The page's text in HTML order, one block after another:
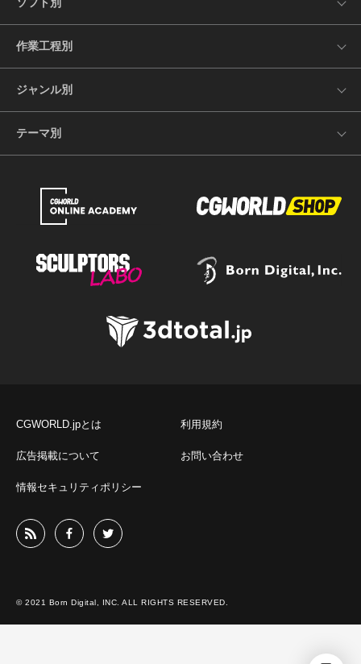
ソフト別
作業工程別
ジャンル別
テーマ別
CGWORLD.jpとは 利用規約
広告掲載について お問い合わせ
情報セキュリティポリシー
© 2021 Born Digital, INC. ALL RIGHTS RESERVED.